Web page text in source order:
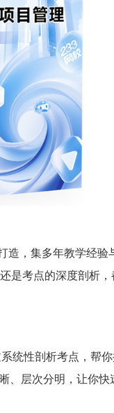
造，集多年教学经验
是考点的深度剖析，
统性剖析考点，帮
、层次分明，让你快
主讲
理
主讲
识,建
全生
管